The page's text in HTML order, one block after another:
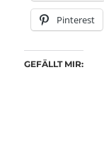
Pinterest
GEFÄLLT MIR: